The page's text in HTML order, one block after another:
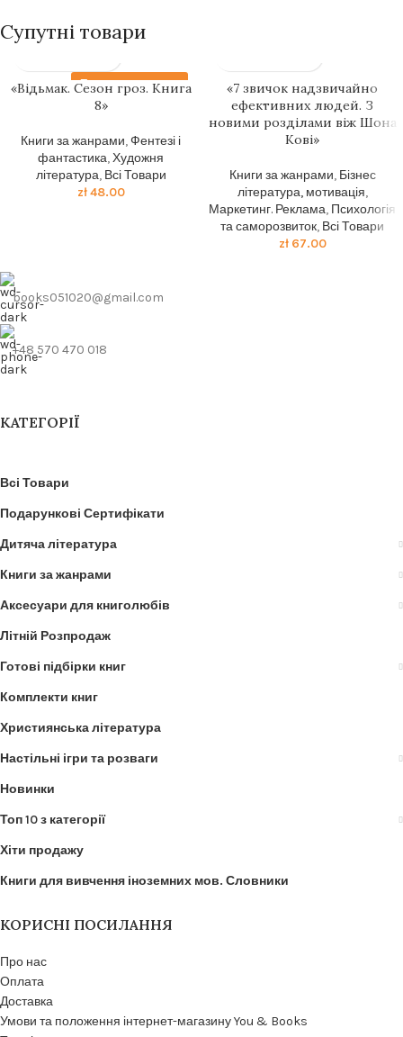
Супутні товари
Передзамовлення
«Відьмак. Сезон гроз. Книга
8»
Книги за жанрами,Фентезі і
фантастика,Художня
література, Всі Товари
zł48.00
«7 звичок надзвичайно
ефективних людей. З
новими розділами віж Шона
Кові»
Книги за жанрами, Бізнес
література, мотивація,
Маркетинг. Реклама, Психологія
та саморозвиток, Всі Товари
zł67.00
books051020@gmail.com
+48 570 470 018
КАТЕГОРІЇ
Всі Товари
Подарункові Сертифікати
Дитяча література
Книги за жанрами
Аксесуари для книголюбів
Літній Розпродаж
Готові підбірки книг
Комплекти книг
Християнська література
Настільні ігри та розваги
Новинки
Топ 10 з категорії
Хіти продажу
Книги для вивчення іноземних мов. Словники
КОРИСНІ ПОСИЛАННЯ
Про нас
Оплата
Доставка
Умови та положення інтернет-магазину You & Books